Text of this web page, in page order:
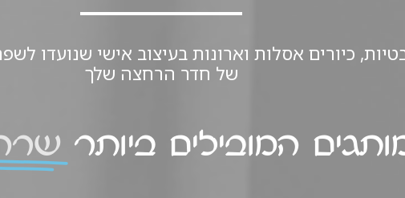
כיורים אסלות וארונות בעיצוב אישי שנועדו
של חדר הרחצה שלך
המובילים ביותר